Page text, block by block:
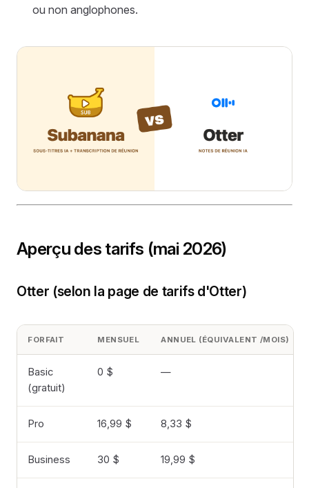
ou non anglophones.
Aperçu des tarifs (mai 2026)
Otter (selon la page de tarifs d'Otter)
FORFAIT MENSUEL ANNUEL (ÉQUIVALENT /MOIS)
Basic
(gratuit)
0 $ —
Pro 16,99 $ 8,33 $
Business 30 $ 19,99 $